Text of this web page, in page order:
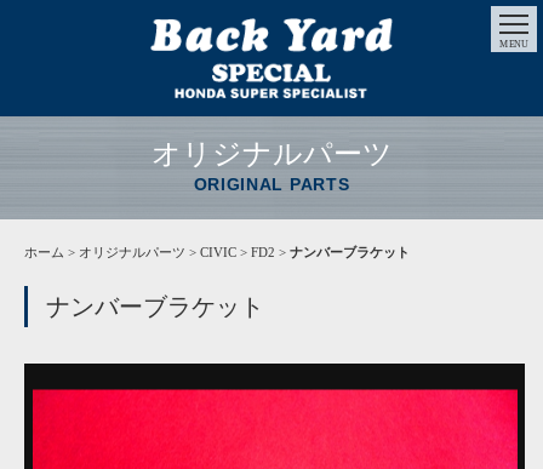
MENU
オリジナルパーツ
ORIGINAL PARTS
ホーム > オリジナルパーツ > CIVIC > FD2 > ナンバーブラケット
ナンバーブラケット